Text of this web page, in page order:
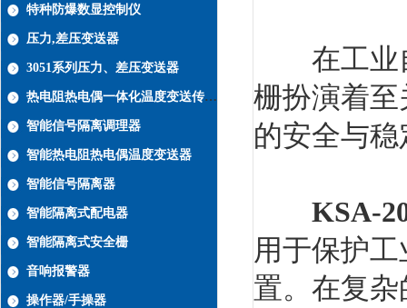
特种防爆数显控制仪
压力,差压变送器
3051系列压力、差压变送器
热电阻热电偶一体化温度变送传感器系列
智能信号隔离调理器
智能热电阻热电偶温度变送器
智能信号隔离器
智能隔离式配电器
智能隔离式安全栅
音响报警器
操作器/手操器
在工业自
栅扮演着
的安全与
KSA-
用于保护
置。在复